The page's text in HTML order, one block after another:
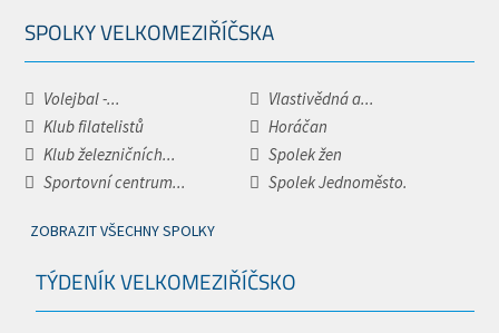
SPOLKY VELKOMEZIŘÍČSKA
Volejbal -...
Vlastivědná a...
Klub filatelistů
Horáčan
Klub železničních...
Spolek žen
Sportovní centrum...
Spolek Jednoměsto.
ZOBRAZIT VŠECHNY SPOLKY
TÝDENÍK VELKOMEZIŘÍČSKO